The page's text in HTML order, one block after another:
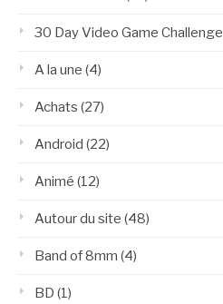
30 Day Video Game Challenge
A la une (4)
Achats (27)
Android (22)
Animé (12)
Autour du site (48)
Band of 8mm (4)
BD (1)